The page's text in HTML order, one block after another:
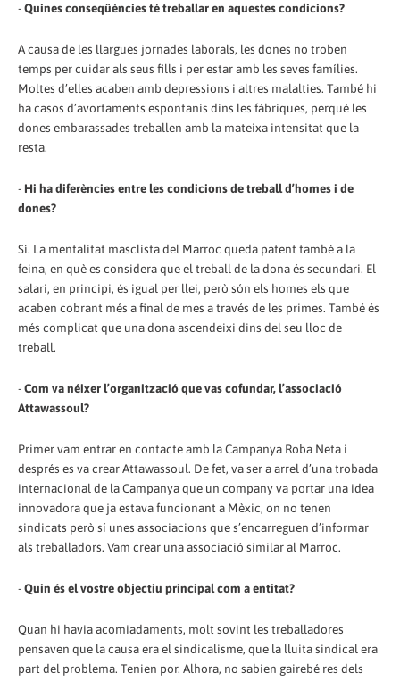
-Quines conseqüències té treballar en aquestes condicions?
A causa de les llargues jornades laborals, les dones no troben
temps per cuidar als seus fills i per estar amb les seves famílies.
Moltes d’elles acaben amb depressions i altres malalties. També hi
ha casos d’avortaments espontanis dins les fàbriques, perquè les
dones embarassades treballen amb la mateixa intensitat que la
resta.
- Hi ha diferències entre les condicions de treball d’homes i de
dones?
Sí. La mentalitat masclista del Marroc queda patent també a la
feina, en què es considera que el treball de la dona és secundari. El
salari, en principi, és igual per llei, però són els homes els que
acaben cobrant més a final de mes a través de les primes. També és
més complicat que una dona ascendeixi dins del seu lloc de
treball.
-Com va néixer l’organització que vas cofundar, l’associació
Attawassoul?
Primer vam entrar en contacte amb la Campanya Roba Neta i
després es va crear Attawassoul. De fet, va ser a arrel d’una trobada
internacional de la Campanya que un company va portar una idea
innovadora que ja estava funcionant a Mèxic, on no tenen
sindicats però sí unes associacions que s’encarreguen d’informar
als treballadors. Vam crear una associació similar al Marroc.
-Quin és el vostre objectiu principal com a entitat?
Quan hi havia acomiadaments, molt sovint les treballadores
pensaven que la causa era el sindicalisme, que la lluita sindical era
part del problema. Tenien por. Alhora, no sabien gairebé res dels